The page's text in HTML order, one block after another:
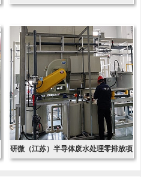
研微（江苏）半导体废水处理零排放项